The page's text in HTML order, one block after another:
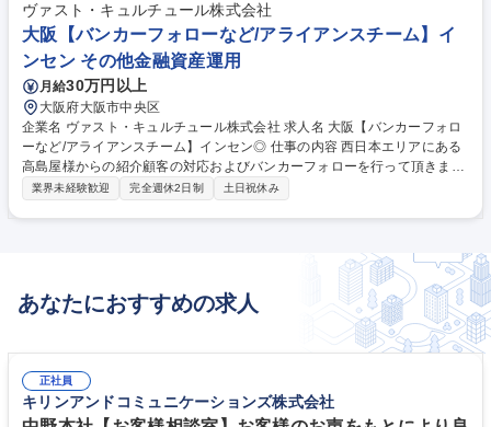
ヴァスト・キュルチュール株式会社
大阪【バンカーフォローなど/アライアンスチーム】イ
ンセン その他金融資産運用
月給30万円以上
大阪府大阪市中央区
企業名 ヴァスト・キュルチュール株式会社 求人名 大阪【バンカーフォロ
ーなど/アライアンスチーム】インセン◎ 仕事の内容 西日本エリアにある
高島屋様からの紹介顧客の対応およびバンカーフォローを行って頂きま
す。 募集職種 大阪【バンカーフォローなど/アライアンスチーム】インセ
業界未経験歓迎 完全週休2日制 土日祝休み
あなたにおすすめの求人
正社員
キリンアンドコミュニケーションズ株式会社